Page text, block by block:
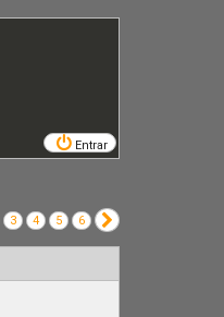
Entrar
3 4 5 6